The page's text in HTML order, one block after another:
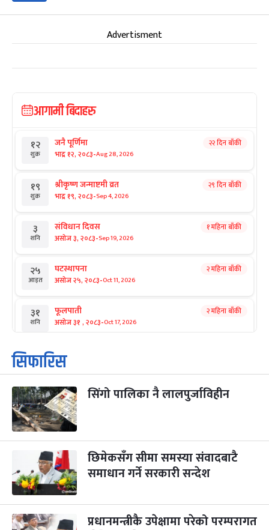
Advertisment
आगामी बिदाहरु
१२
शुक्र
जनै पूर्णिमा
भाद्र १२, २०८३-Aug 28, 2026
२२ दिन बाँकी
१९
शुक्र
श्रीकृष्ण जन्माष्टमी व्रत
भाद्र १९, २०८३-Sep 4, 2026
२९ दिन बाँकी
३
शनि
संविधान दिवस
असोज ३, २०८३-Sep 19, 2026
१ महिना बाँकी
२५
आइत
घटस्थापना
असोज २५, २०८३-Oct 11, 2026
२ महिना बाँकी
३१
शनि
फूलपाती
असोज ३१ , २०८३-Oct 17, 2026
२ महिना बाँकी
१
आइत
कार्तिक सङ्क्रान्ति
कार्तिक १, २०८३
३
मंगल
महानवमी
कार्तिक ३, २०८३
२ महिना बाँकी
४
कार्तिक ४, २०८३ -Oct 21, 2026
५
बिहि
पापा‌ङ्कुशा एकादशी व्रत
कार्तिक ५, २०८३
२ महिना बाँकी
२२ कुकुर तिहार ३ महिना बाँकी
सिफारिस
सिंगो पालिका नै लालपुर्जाविहीन
छिमेकसँग सीमा समस्या संवादबाटै
समाधान गर्ने सरकारी सन्देश
प्रधानमन्त्रीकै उपेक्षामा परेको परम्परागत